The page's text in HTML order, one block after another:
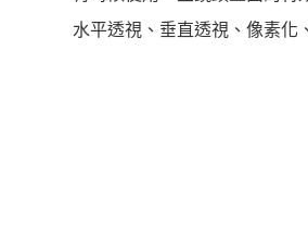
水平透視、垂直透視、像素化